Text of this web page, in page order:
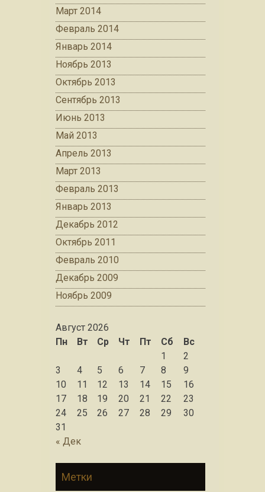
Март 2014
Февраль 2014
Январь 2014
Ноябрь 2013
Октябрь 2013
Сентябрь 2013
Июнь 2013
Май 2013
Апрель 2013
Март 2013
Февраль 2013
Январь 2013
Декабрь 2012
Октябрь 2011
Февраль 2010
Декабрь 2009
Ноябрь 2009
Август 2026
Пн
Вт Ср Чт Пт Сб Вс
« Дек
1
2
3
4 5 6 7 8
9
10
11 12 13 14 15
16
17
18 19 20 21 22
23
24
25 26 27 28 29
30
31
Метки